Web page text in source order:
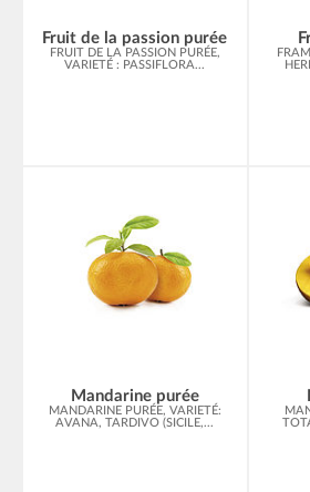
Fruit de la passion purée
FRUIT DE LA PASSION PURÉE,
VARIETÉ : PASSIFLORA...
Mandarine purée
MANDARINE PURÉE, VARIETÉ:
AVANA, TARDIVO (SICILE,...